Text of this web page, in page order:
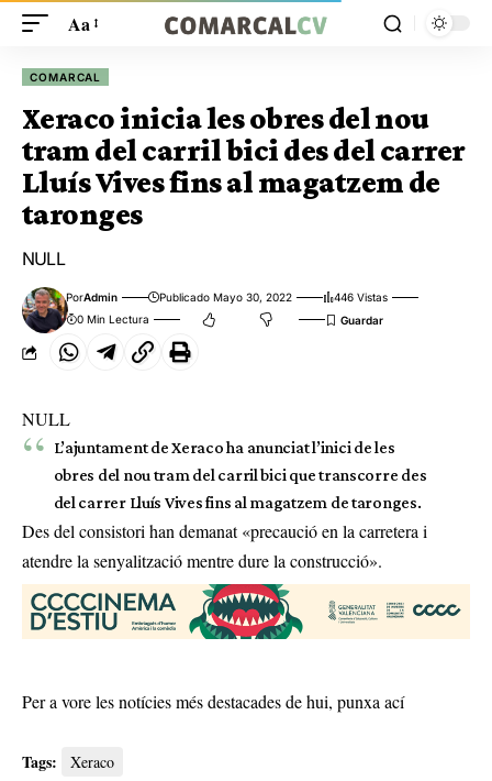
Aa
COMARCAL
Xeraco inicia les obres del nou
tram del carril bici des del carrer
Lluís Vives fins al magatzem de
taronges
NULL
PorAdmin Publicado Mayo 30, 2022
446 Vistas
0 Min Lectura
NULL
L’ajuntament de Xeraco ha anunciat l’inici de les
obres del nou tram del carril bici que transcorre des
del carrer Lluís Vives fins al magatzem de taronges.
Des del consistori han demanat «precaució en la carretera i
atendre la senyalització mentre dure la construcció».
Per a vore les notícies més destacades de hui, punxa ací
Tags: Xeraco